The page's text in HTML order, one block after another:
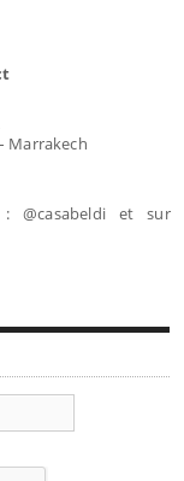
Marrakech
: @casabeldi et sur